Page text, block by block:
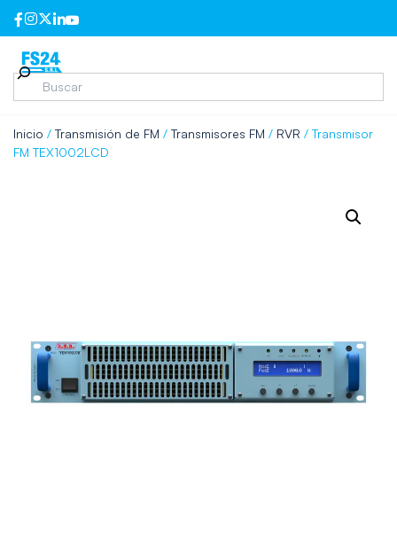
Inicio / Transmisión de FM / Transmisores FM / RVR / Transmisor
FM TEX1002LCD